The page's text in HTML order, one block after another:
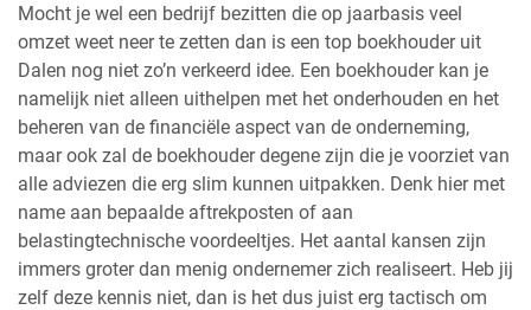
Mocht je wel een bedrijf bezitten die op jaarbasis veel
omzet weet neer te zetten dan is een top boekhouder uit
Dalen nog niet zo’n verkeerd idee. Een boekhouder kan je
namelijk niet alleen uithelpen met het onderhouden en het
beheren van de financiële aspect van de onderneming,
maar ook zal de boekhouder degene zijn die je voorziet van
alle adviezen die erg slim kunnen uitpakken. Denk hier met
name aan bepaalde aftrekposten of aan
belastingtechnische voordeeltjes. Het aantal kansen zijn
immers groter dan menig ondernemer zich realiseert. Heb jij
zelf deze kennis niet, dan is het dus juist erg tactisch om